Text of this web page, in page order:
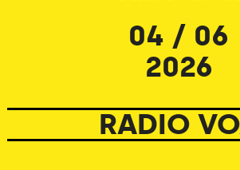
04 / 06
2026
RADIO